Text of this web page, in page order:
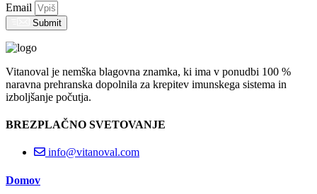
Email
Submit
Vitanoval je nemška blagovna znamka, ki ima v ponudbi 100 %
naravna prehranska dopolnila za krepitev imunskega sistema in
izboljšanje počutja.
BREZPLAČNO SVETOVANJE
info@vitanoval.com
Domov